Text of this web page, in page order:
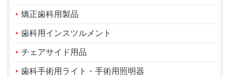
矯正歯科用製品
歯科用インスツルメント
チェアサイド用品
歯科手術用ライト・手術用照明器